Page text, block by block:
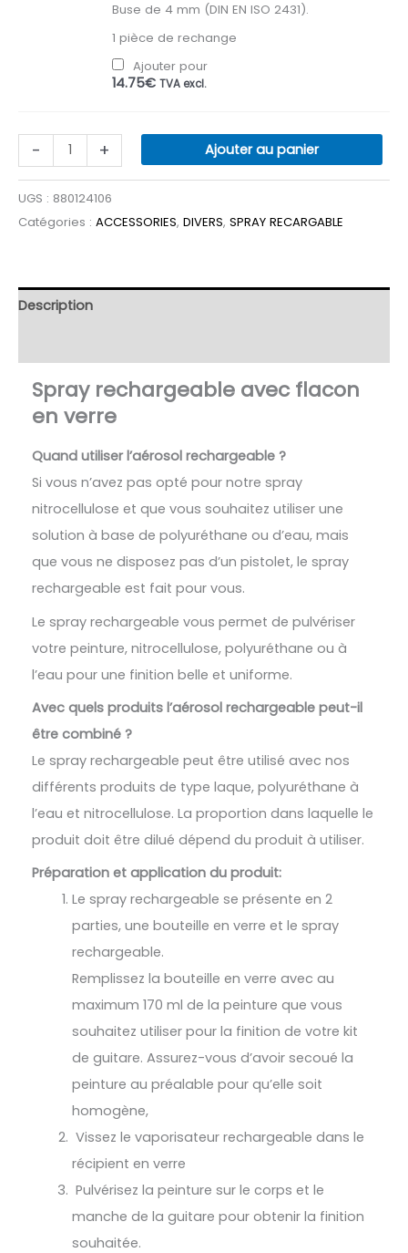
Buse de 4 mm (DIN EN ISO 2431).
1 pièce de rechange
Ajouter pour
14.75€ TVA excl.
-
quantité
de
SPRAY
PRÉVAL
+ Ajouter au panier
UGS : 880124106
Catégories : ACCESSORIES, DIVERS, SPRAY RECARGABLE
Description
Spray rechargeable avec flacon
en verre
Quand utiliser l’aérosol rechargeable ?
Si vous n’avez pas opté pour notre spray
nitrocellulose et que vous souhaitez utiliser une
solution à base de polyuréthane ou d’eau, mais
que vous ne disposez pas d’un pistolet, le spray
rechargeable est fait pour vous.
Le spray rechargeable vous permet de pulvériser
votre peinture, nitrocellulose, polyuréthane ou à
l’eau pour une finition belle et uniforme.
Avec quels produits l’aérosol rechargeable peut-il
être combiné ?
Le spray rechargeable peut être utilisé avec nos
différents produits de type laque, polyuréthane à
l’eau et nitrocellulose. La proportion dans laquelle le
produit doit être dilué dépend du produit à utiliser.
Préparation et application du produit:
Le spray rechargeable se présente en 2
parties, une bouteille en verre et le spray
rechargeable.
Remplissez la bouteille en verre avec au
maximum 170 ml de la peinture que vous
souhaitez utiliser pour la finition de votre kit
de guitare. Assurez-vous d’avoir secoué la
peinture au préalable pour qu’elle soit
homogène,
Vissez le vaporisateur rechargeable dans le
récipient en verre
Pulvérisez la peinture sur le corps et le
manche de la guitare pour obtenir la finition
souhaitée.